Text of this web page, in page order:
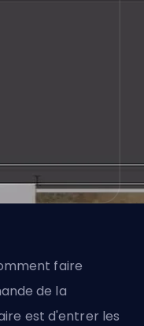
faire
de la
est d'entrer les